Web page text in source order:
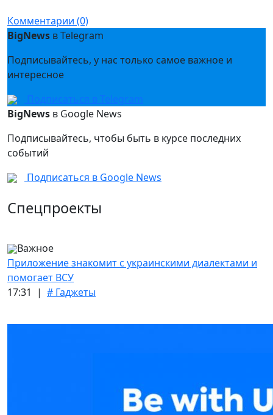
Комментарии (0)
BigNews в Telegram
Подписывайтесь, у нас только самое важное и
интересное
Подписаться в Telegram
BigNews в Google News
Подписывайтесь, чтобы быть в курсе последних
событий
Подписаться в Google News
Спецпроекты
Важное
Приложение знакомит с украинскими диалектами и
помогает ВСУ
17:31 | # Гаджеты